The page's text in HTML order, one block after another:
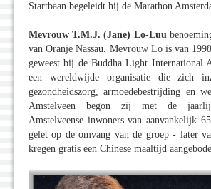
Startbaan begeleidt hij de Marathon
Mevrouw T.M.J. (Jane) Lo-Luu
van Oranje Nassau. Mevrouw Lo is van
geweest bij de Buddha Light International
een wereldwijde organisatie die zich
gezondheidszorg, armoedebestrijding en
Amstelveen begon zij met de
Amstelveense inwoners van aanvankelijk
gelet op de omvang van de groep - later
kregen gratis een Chinese maaltijd